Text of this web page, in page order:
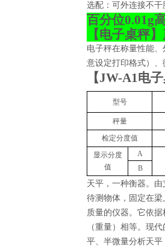
选配：可外连接不
百分位0.01g
【电子桌秤】
电子秤在称量性能
意设定打印格式）
【JW-A1电
型号
秤量
检定分度值
显示分度
值
A
B
天平，一种衡器。
待测物体，固定在
质量的仪器。它依
（重量）相等。现
平、半微量分析天平